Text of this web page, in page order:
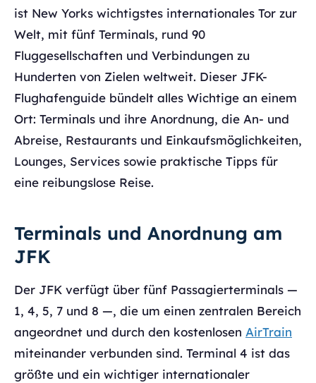
ist New Yorks wichtigstes internationales Tor zur
Welt, mit fünf Terminals, rund 90
Fluggesellschaften und Verbindungen zu
Hunderten von Zielen weltweit. Dieser JFK-
Flughafenguide bündelt alles Wichtige an einem
Ort: Terminals und ihre Anordnung, die An- und
Abreise, Restaurants und Einkaufsmöglichkeiten,
Lounges, Services sowie praktische Tipps für
eine reibungslose Reise.
Terminals und Anordnung am
JFK
Der JFK verfügt über fünf Passagierterminals —
1, 4, 5, 7 und 8 —, die um einen zentralen Bereich
angeordnet und durch den kostenlosen AirTrain
miteinander verbunden sind. Terminal 4 ist das
größte und ein wichtiger internationaler